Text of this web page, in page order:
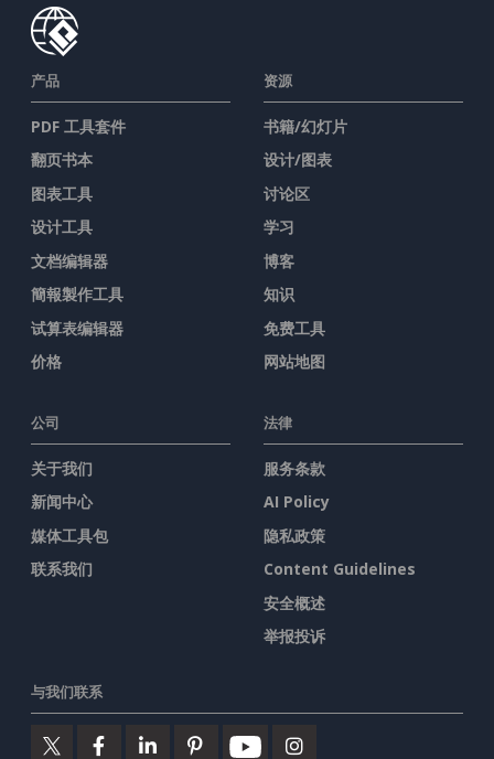
产品
PDF 工具套件
翻页书本
图表工具
设计工具
文档编辑器
簡報製作工具
试算表编辑器
价格
资源
书籍/幻灯片
设计/图表
讨论区
学习
博客
知识
免费工具
网站地图
公司
关于我们
新闻中心
媒体工具包
联系我们
法律
服务条款
AI Policy
隐私政策
Content Guidelines
安全概述
举报投诉
与我们联系